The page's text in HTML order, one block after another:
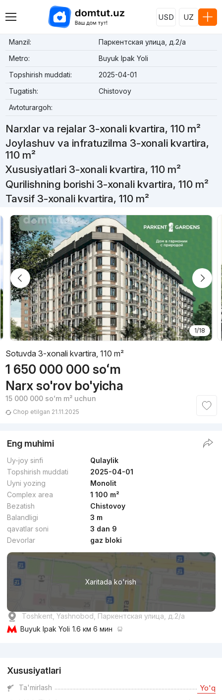
USD UZ
Manzil:
Паркентская улица, д.2/a
Metro:
Buyuk Ipak Yoli
Topshirish muddati:
2025-04-01
Tugatish:
Chistovoy
Avtoturargoh:
Narxlar va rejalar 3-xonali kvartira, 110 m²
Joylashuv va infratuzilma 3-xonali kvartira,
110 m²
Xususiyatlari 3-xonali kvartira, 110 m²
Qurilishning borishi 3-xonali kvartira, 110 m²
Tavsif 3-xonali kvartira, 110 m²
1/18
Sotuvda 3-xonali kvartira, 110 m²
1 650 000 000 soʻm
Narx so'rov bo'yicha
15 000 000 soʻmm² uchun
Chop etilgan 21.11.2025
Eng muhimi
Uy-joy sinfi
Qulaylik
Topshirish muddati
2025-04-01
Uyni yozing
Monolit
Complex area
1 100 m²
Bezatish
Chistovoy
Balandligi
3 m
qavatlar soni
3 dan 9
Devorlar
gaz bloki
Xaritada ko'rish
Toshkent, Yashnobod, Паркентская улица, д.2/a
Buyuk Ipak Yoli 1.6 км 6 мин
Xususiyatlari
Ta'mirlash Yo'q